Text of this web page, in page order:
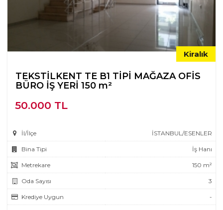
Kiralık
TEKSTİLKENT TE B1 TİPİ MAĞAZA OFİS
BÜRO İŞ YERİ 150 m²
50.000 TL
İl/İlçe İSTANBUL/ESENLER
Bina Tipi İş Hanı
Metrekare 150 m²
Oda Sayısı 3
Krediye Uygun -